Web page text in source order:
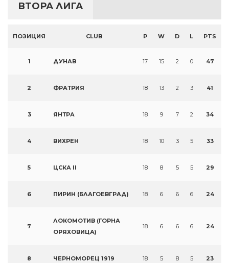
ВТОРА ЛИГА
ПОЗИЦИЯ CLUB P W D L PTS
1 ДУНАВ 17 15 2 0 47
2 ФРАТРИЯ 18 13 2 3 41
3 ЯНТРА 18 9 7 2 34
4 ВИХРЕН 18 10 3 5 33
5 ЦСКА II 18 8 5 5 29
6 ПИРИН (БЛАГОЕВГРАД) 18 6 6 6 24
7
ЛОКОМОТИВ (ГОРНА
ОРЯХОВИЦА)
18 6 6 6 24
8 ЧЕРНОМОРЕЦ 1919 18 5 8 5 23